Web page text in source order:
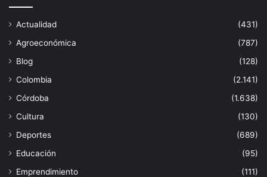
Actualidad
(431)
Agroeconómica
(787)
Blog
(128)
Colombia
(2.141)
Córdoba
(1.638)
Cultura
(130)
Deportes
(689)
Educación
(95)
Emprendimiento
(111)